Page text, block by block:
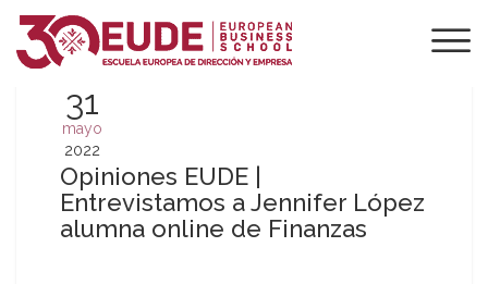
31
mayo
2022
Opiniones EUDE |
Entrevistamos a Jennifer López
alumna online de Finanzas